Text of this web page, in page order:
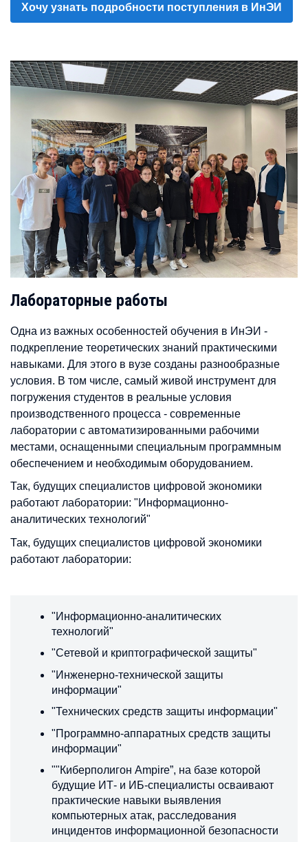
Хочу узнать подробности поступления в ИнЭИ
Лабораторные работы
Одна из важных особенностей обучения в ИнЭИ -
подкрепление теоретических знаний практическими
навыками. Для этого в вузе созданы разнообразные
условия. В том числе, самый живой инструмент для
погружения студентов в реальные условия
производственного процесса - современные
лаборатории с автоматизированными рабочими
местами, оснащенными специальным программным
обеспечением и необходимым оборудованием.
Так, будущих специалистов цифровой экономики
работают лаборатории: "Информационно-
аналитических технологий"
Так, будущих специалистов цифровой экономики
работают лаборатории:
"Информационно-аналитических
технологий"
"Сетевой и криптографической защиты"
"Инженерно-технической защиты
информации"
"Технических средств защиты информации"
"Программно-аппаратных средств защиты
информации"
""Киберполигон Ampire”, на базе которой
будущие ИТ- и ИБ-специалисты осваивают
практические навыки выявления
компьютерных атак, расследования
инцидентов информационной безопасности